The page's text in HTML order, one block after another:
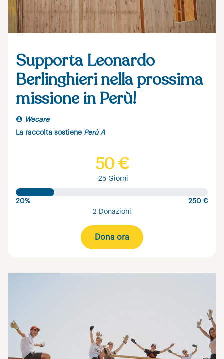
Supporta Leonardo
Berlinghieri nella prossima
missione in Perù!
Wecare
La raccolta sostiene Perù A
50 €
-25 Giorni
20%
250 €
2 Donazioni
Dona ora